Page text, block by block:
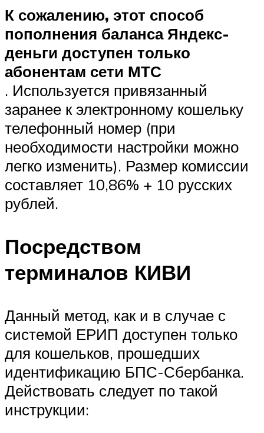
К сожалению, этот способ
пополнения баланса Яндекс-
деньги доступен только
абонентам сети МТС
. Используется привязанный
заранее к электронному кошельку
телефонный номер (при
необходимости настройки можно
легко изменить). Размер комиссии
составляет 10,86% + 10 русских
рублей.
Посредством
терминалов КИВИ
Данный метод, как и в случае с
системой ЕРИП доступен только
для кошельков, прошедших
идентификацию БПС-Сбербанка.
Действовать следует по такой
инструкции: